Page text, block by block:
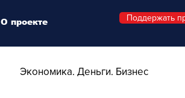
Экономика. Деньги. Бизнес
О проекте Поддержать